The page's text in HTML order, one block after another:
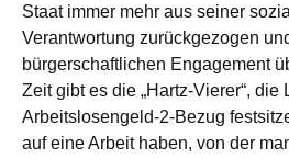
Staat immer mehr aus seiner
Verantwortung zurückgezogen
bürgerschaftlichen Engagement
Zeit gibt es die „Hartz-Vierer“,
Arbeitslosengeld-2-Bezug
auf eine Arbeit haben, von der